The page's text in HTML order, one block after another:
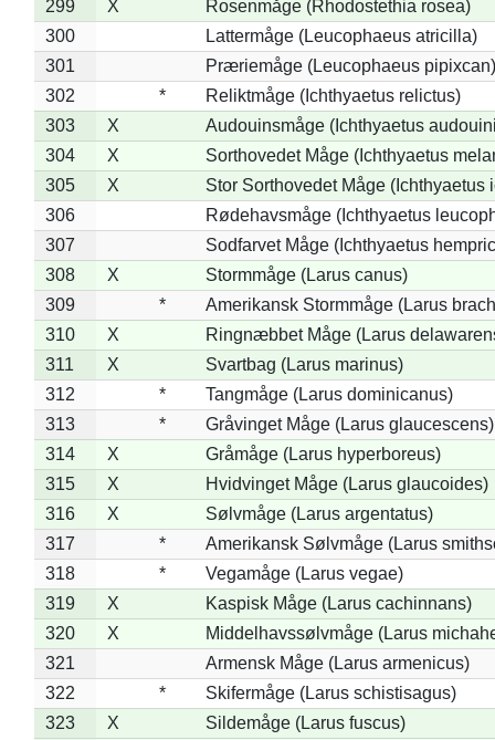
299
X
Rosenmåge (Rhodostethia rosea)
300
Lattermåge (Leucophaeus atricilla)
301
Præriemåge (Leucophaeus pipixcan)
302
*
Reliktmåge (Ichthyaetus relictus)
303
X
Audouinsmåge (Ichthyaetus
304
X
Sorthovedet Måge (Ichthyaetus
305
X
Stor Sorthovedet Måge (Ichthyaetus
306
Rødehavsmåge (Ichthyaetus
307
Sodfarvet Måge (Ichthyaetus
308
X
Stormmåge (Larus canus)
309
*
Amerikansk Stormmåge (Larus
310
X
Ringnæbbet Måge (Larus
311
X
Svartbag (Larus marinus)
312
*
Tangmåge (Larus dominicanus)
313
*
Gråvinget Måge (Larus glaucescens)
314
X
Gråmåge (Larus hyperboreus)
315
X
Hvidvinget Måge (Larus glaucoides)
316
X
Sølvmåge (Larus argentatus)
317
*
Amerikansk Sølvmåge (Larus
318
*
Vegamåge (Larus vegae)
319
X
Kaspisk Måge (Larus cachinnans)
320
X
Middelhavssølvmåge (Larus
321
Armensk Måge (Larus armenicus)
322
*
Skifermåge (Larus schistisagus)
323
X
Sildemåge (Larus fuscus)